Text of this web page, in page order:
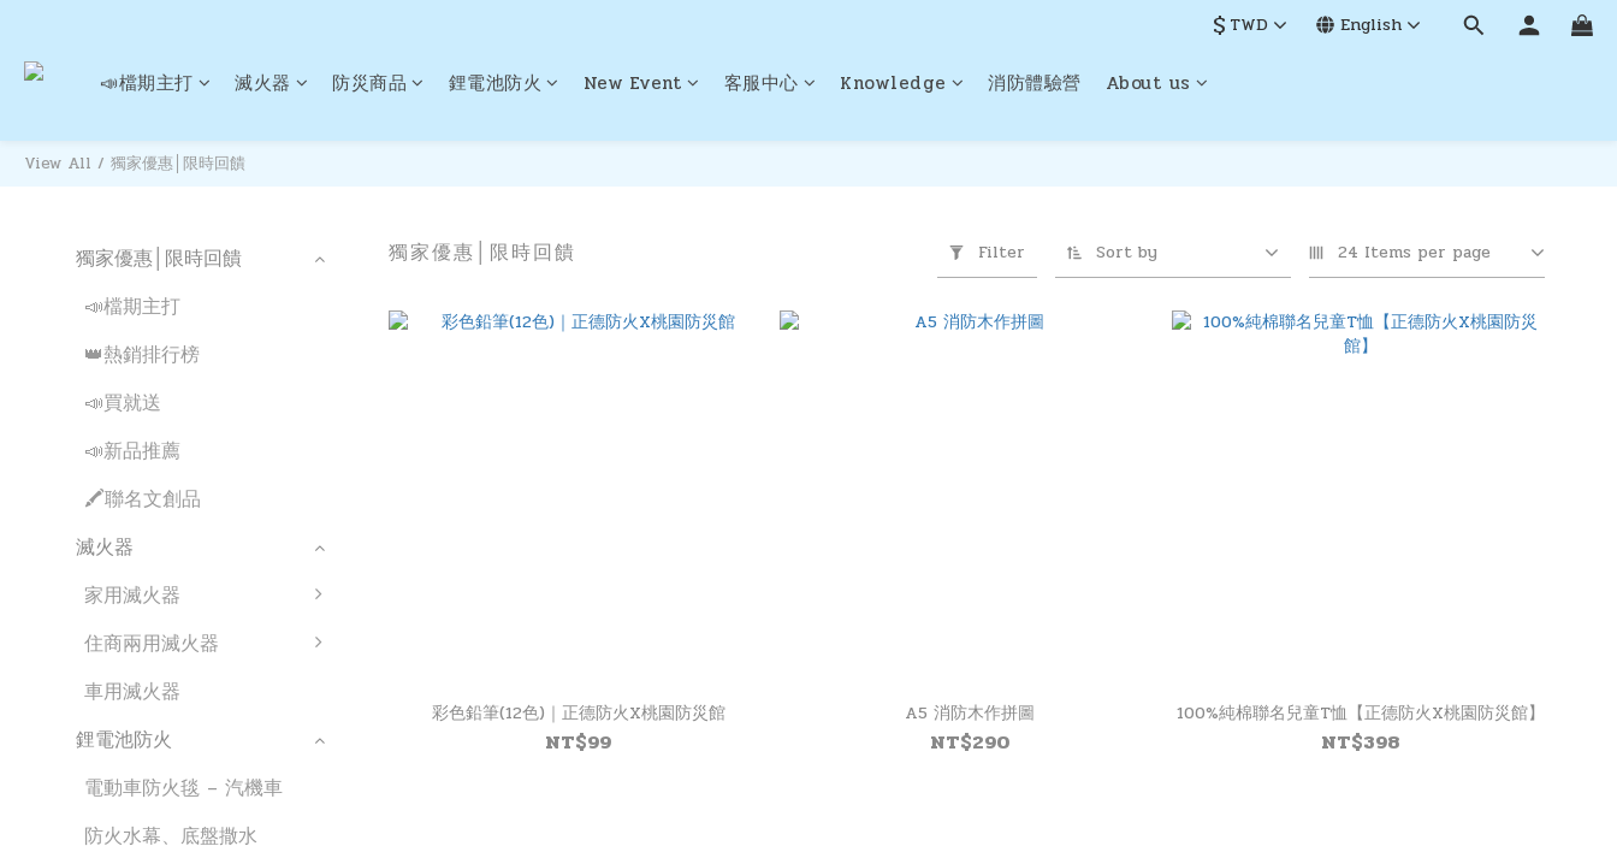
$ TWD English
📣檔期主打 滅火器 防災商品 鋰電池防火 New Event 客服中心 Knowledge 消防體驗營 About us
View All / 獨家優惠│限時回饋
獨家優惠│限時回饋
📣檔期主打
👑熱銷排行榜
📣買就送
📣新品推薦
🖍聯名文創品
滅火器
家用滅火器
住商兩用滅火器
車用滅火器
鋰電池防火
電動車防火毯 – 汽機車
防火水幕、底盤撒水
獨家優惠│限時回饋 Filter Sort by 24 Items per page
彩色鉛筆(12色)｜正德防火X桃園防災館
NT$99
A5 消防木作拼圖
NT$290
100%純棉聯名兒童T恤【正德防火X桃園防災館】
NT$398